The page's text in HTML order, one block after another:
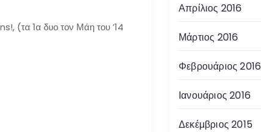
(τα 1α δυο τον Μάη του ’14
Απρίλιος 2016
Μάρτιος 2016
Φεβρουάριος 2016
Ιανουάριος 2016
Δεκέμβριος 2015